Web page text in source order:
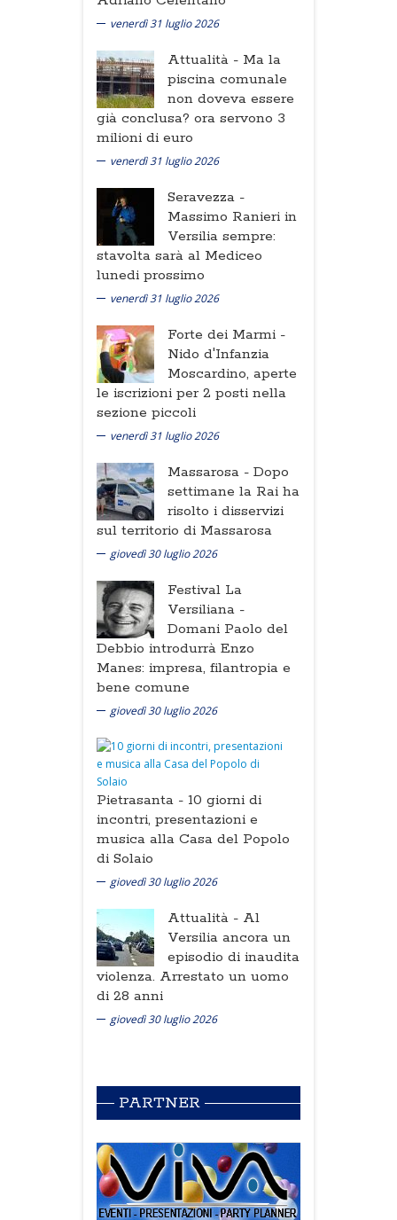
venerdì 31 luglio 2026
Attualità - Ma la
piscina comunale
non doveva essere
già conclusa? ora servono 3
milioni di euro
venerdì 31 luglio 2026
Seravezza -
Massimo Ranieri in
Versilia sempre:
stavolta sarà al Mediceo
lunedi prossimo
venerdì 31 luglio 2026
Forte dei Marmi -
Nido d'Infanzia
Moscardino, aperte
le iscrizioni per 2 posti nella
sezione piccoli
venerdì 31 luglio 2026
Massarosa - Dopo
settimane la Rai ha
risolto i disservizi
sul territorio di Massarosa
giovedì 30 luglio 2026
Festival La
Versiliana -
Domani Paolo del
Debbio introdurrà Enzo
Manes: impresa, filantropia e
bene comune
giovedì 30 luglio 2026
Pietrasanta - 10 giorni di
incontri, presentazioni e
musica alla Casa del Popolo
di Solaio
giovedì 30 luglio 2026
Attualità - Al
Versilia ancora un
episodio di inaudita
violenza. Arrestato un uomo
di 28 anni
giovedì 30 luglio 2026
PARTNER